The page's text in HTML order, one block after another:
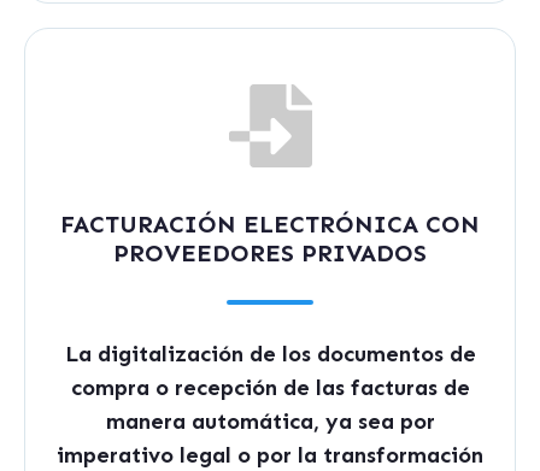
FACTURACIÓN ELECTRÓNICA CON
PROVEEDORES PRIVADOS
La digitalización de los documentos de
compra o recepción de las facturas de
manera automática, ya sea por
imperativo legal o por la transformación